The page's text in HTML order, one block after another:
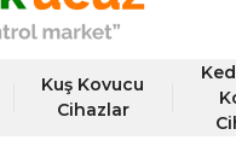
Kuş Kovucu
Cihazlar